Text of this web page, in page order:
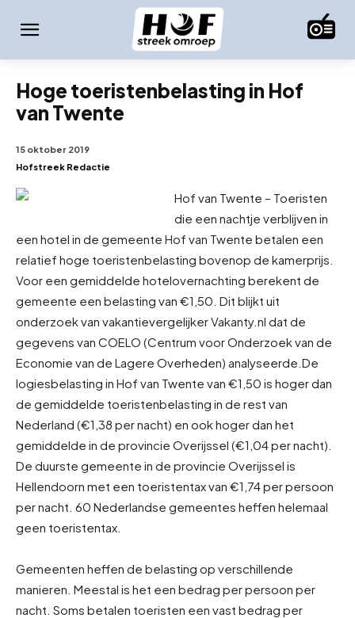
Hoge toeristenbelasting in Hof
van Twente
15 oktober 2019
Hofstreek Redactie
Hof van Twente – Toeristen
die een nachtje verblijven in
een hotel in de gemeente Hof van Twente betalen een
relatief hoge toeristenbelasting bovenop de kamerprijs.
Voor een gemiddelde hotelovernachting berekent de
gemeente een belasting van €1,50. Dit blijkt uit
onderzoek van vakantievergelijker Vakanty.nl dat de
gegevens van COELO (Centrum voor Onderzoek van de
Economie van de Lagere Overheden) analyseerde. De
logiesbelasting in Hof van Twente van €1,50 is hoger dan
de gemiddelde toeristenbelasting in de rest van
Nederland (€1,38 per nacht) en ook hoger dan het
gemiddelde in de provincie Overijssel (€1,04 per nacht).
De duurste gemeente in de provincie Overijssel is
Hellendoorn met een toeristentax van €1,74 per persoon
per nacht. 60 Nederlandse gemeentes heffen helemaal
geen toeristentax.
Gemeenten heffen de belasting op verschillende
manieren. Meestal is het een bedrag per persoon per
nacht. Soms betalen toeristen een vast bedrag per